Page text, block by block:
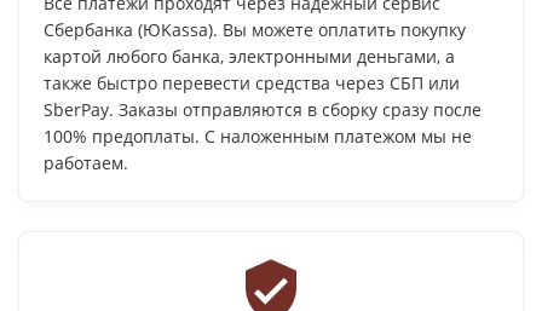
Сбербанка (ЮKassa). Вы можете оплатить покупку
картой любого банка, электронными деньгами, а
также быстро перевести средства через СБП или
SberPay. Заказы отправляются в сборку сразу после
100% предоплаты. С наложенным платежом мы не
работаем.